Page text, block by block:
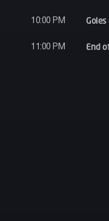
10:00 PM
11:00 PM End